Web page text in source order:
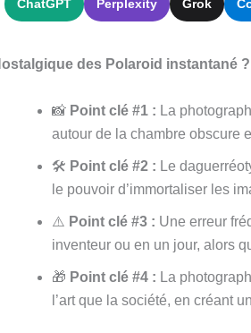
ChatGPT Perplexity Grok
des Polaroid instantané
📸 Point clé #1 : La
autour de la chambre obscure
🛠️ Point clé #2 : Le
le pouvoir d’immortaliser les
⚠️ Point clé #3 : Une erreur
inventeur ou en un jour, alors
🎁 Point clé #4 : La
l’art que la société, en créant